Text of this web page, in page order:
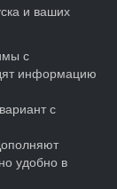
и ваших
с
информацию
с
удобно в